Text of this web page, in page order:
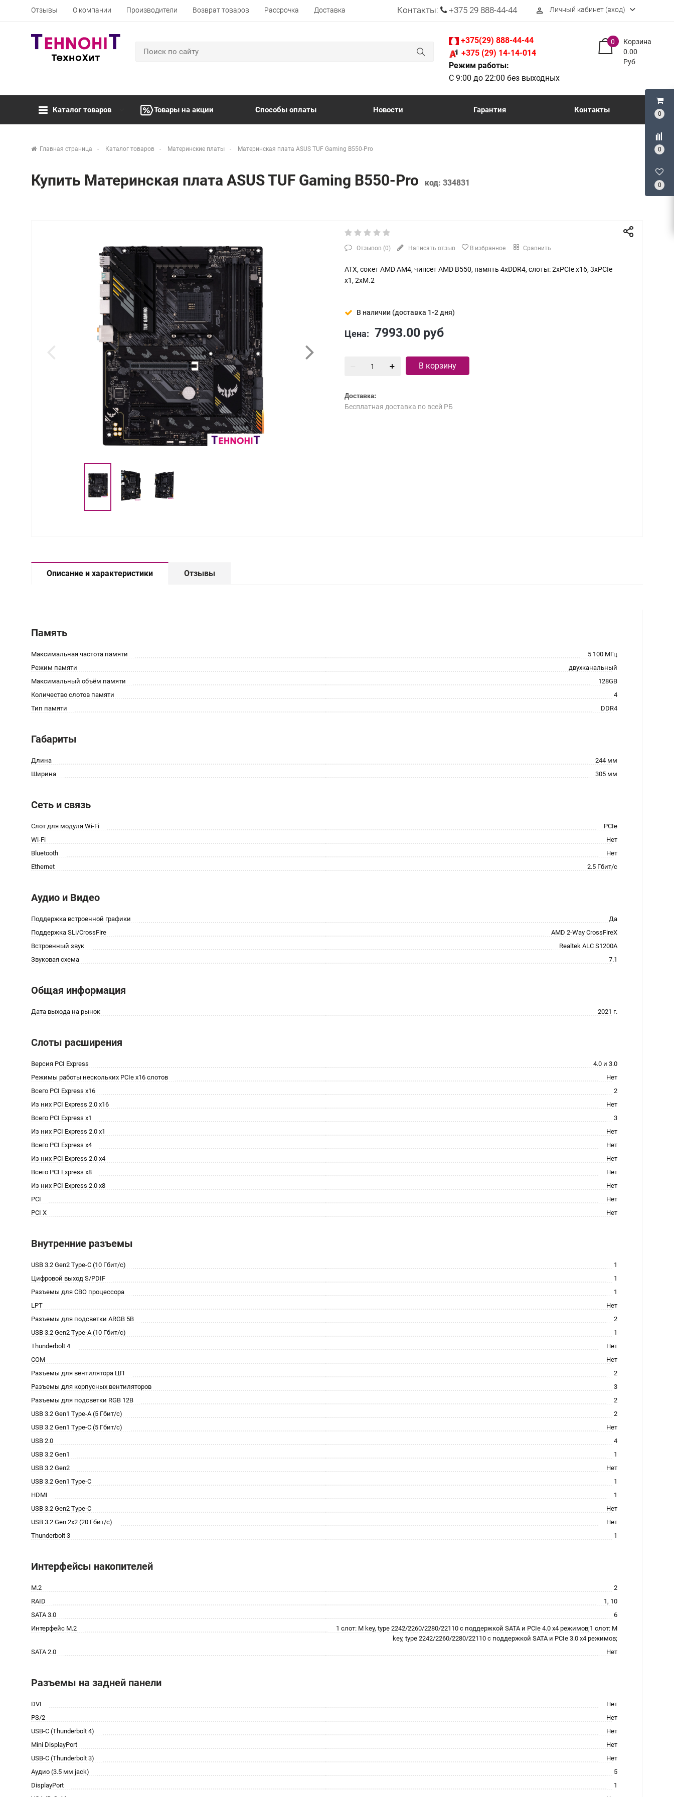
0
0
0
Отзывы О компании Производители Возврат товаров Рассрочка Доставка Контакты: +375 29 888-44-44 perm_identity Личный кабинет (вход)
+375(29) 888-44-44
+375 (29) 14-14-014
Режим работы:
С 9:00 до 22:00 без выходных
Корзина
0
0.00
Руб
Каталог товаров Товары на акции Способы оплаты Новости Гарантия Контакты
Главная страница Каталог товаров Материнские платы Материнская плата ASUS TUF Gaming B550-Pro
Купить Материнская плата ASUS TUF Gaming B550-Pro код: 334831
Отзывов (0) Написать отзыв В избранное Сравнить
ATX, сокет AMD AM4, чипсет AMD B550, память 4xDDR4, слоты: 2xPCIe x16, 3xPCIe
x1, 2xM.2
В наличии (доставка 1-2 дня)
Цена: 7993.00 руб
В корзину
Доставка:
Бесплатная доставка по всей РБ
Описание и характеристики Отзывы
Память
Максимальная частота памяти
5 100 МГц
Режим памяти
двухканальный
Максимальный объём памяти
128GB
Количество слотов памяти
4
Тип памяти
DDR4
Габариты
Длина
244 мм
Ширина
305 мм
Сеть и связь
Слот для модуля Wi-Fi
PCIe
Wi-Fi
Нет
Bluetooth
Нет
Ethernet
2.5 Гбит/с
Аудио и Видео
Поддержка встроенной графики
Да
Поддержка SLi/CrossFire
AMD 2-Way CrossFireX
Встроенный звук
Realtek ALC S1200A
Звуковая схема
7.1
Общая информация
Дата выхода на рынок 2021 г.
Слоты расширения
Версия PCI Express
4.0 и 3.0
Режимы работы нескольких PCIe x16 слотов
Нет
Всего PCI Express x16
2
Из них PCI Express 2.0 x16
Нет
Всего PCI Express x1
3
Из них PCI Express 2.0 x1
Нет
Всего PCI Express x4
Нет
Из них PCI Express 2.0 x4
Нет
Всего PCI Express x8
Нет
Из них PCI Express 2.0 x8
Нет
PCI
Нет
PCI X
Нет
Внутренние разъемы
USB 3.2 Gen2 Type-C (10 Гбит/с)
1
Цифровой выход S/PDIF
1
Разъемы для СВО процессора
1
LPT
Нет
Разъемы для подсветки ARGB 5В
2
USB 3.2 Gen2 Type-A (10 Гбит/с)
1
Thunderbolt 4
Нет
COM
Нет
Разъемы для вентилятора ЦП
2
Разъемы для корпусных вентиляторов
3
Разъемы для подсветки RGB 12В
2
USB 3.2 Gen1 Type-A (5 Гбит/с)
2
USB 3.2 Gen1 Type-C (5 Гбит/с)
Нет
USB 2.0
4
USB 3.2 Gen1
1
USB 3.2 Gen2
Нет
USB 3.2 Gen1 Type-C
1
HDMI
1
USB 3.2 Gen2 Type-C
Нет
USB 3.2 Gen 2x2 (20 Гбит/с)
Нет
Thunderbolt 3
1
Интерфейсы накопителей
M.2
2
RAID
1, 10
SATA 3.0
6
Интерфейс M.2
1 слот: M key, type 2242/2260/2280/22110 с поддержкой SATA и PCIe 4.0 x4 режимов;1 слот: M
key, type 2242/2260/2280/22110 с поддержкой SATA и PCIe 3.0 x4 режимов;
SATA 2.0
Нет
Разъемы на задней панели
DVI
Нет
PS/2
Нет
USB-C (Thunderbolt 4)
Нет
Mini DisplayPort
Нет
USB-C (Thunderbolt 3)
Нет
Аудио (3.5 мм jack)
5
DisplayPort
1